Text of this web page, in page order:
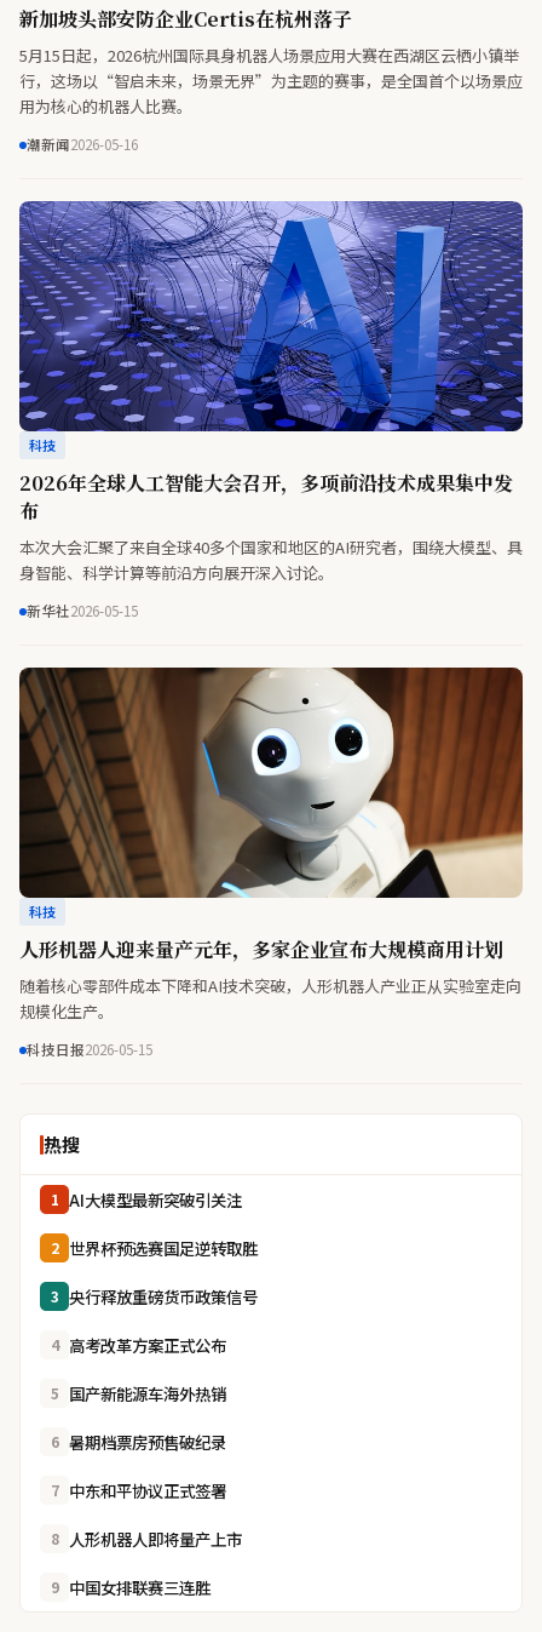
新加坡头部安防企业Certis在杭州落子
5月15日起，2026杭州国际具身机器人场景应用大赛在西湖区云栖小镇举
行，这场以“智启未来，场景无界”为主题的赛事，是全国首个以场景应
用为核心的机器人比赛。
潮新闻2026-05-16
科技
2026年全球人工智能大会召开，多项前沿技术成果集中发
布
本次大会汇聚了来自全球40多个国家和地区的AI研究者，围绕大模型、具
身智能、科学计算等前沿方向展开深入讨论。
新华社2026-05-15
科技
人形机器人迎来量产元年，多家企业宣布大规模商用计划
随着核心零部件成本下降和AI技术突破，人形机器人产业正从实验室走向
规模化生产。
科技日报2026-05-15
热搜
1 AI大模型最新突破引关注
2 世界杯预选赛国足逆转取胜
3 央行释放重磅货币政策信号
4 高考改革方案正式公布
5 国产新能源车海外热销
6 暑期档票房预售破纪录
7 中东和平协议正式签署
8 人形机器人即将量产上市
9 中国女排联赛三连胜